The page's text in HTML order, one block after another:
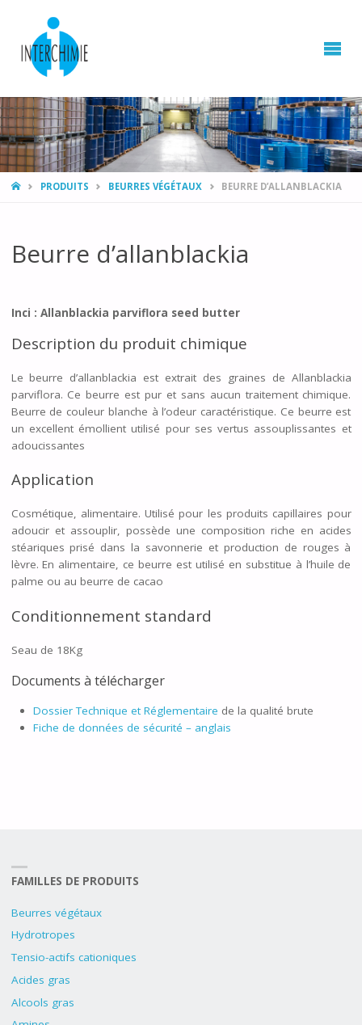
HOMEPRODUITS BEURRES VÉGÉTAUX BEURRE D’ALLANBLACKIA
Beurre d’allanblackia
Inci : Allanblackia parviflora seed butter
Description du produit chimique
Le beurre d’allanblackia est extrait des graines de Allanblackia
parviflora. Ce beurre est pur et sans aucun traitement chimique.
Beurre de couleur blanche à l’odeur caractéristique. Ce beurre est
un excellent émollient utilisé pour ses vertus assouplissantes et
adoucissantes
Application
Cosmétique, alimentaire. Utilisé pour les produits capillaires pour
adoucir et assouplir, possède une composition riche en acides
stéariques prisé dans la savonnerie et production de rouges à
lèvre. En alimentaire, ce beurre est utilisé en substitue à l’huile de
palme ou au beurre de cacao
Conditionnement standard
Seau de 18Kg
Documents à télécharger
Dossier Technique et Réglementaire de la qualité brute
Fiche de données de sécurité – anglais
FAMILLES DE PRODUITS
Beurres végétaux
Hydrotropes
Tensio-actifs cationiques
Acides gras
Alcools gras